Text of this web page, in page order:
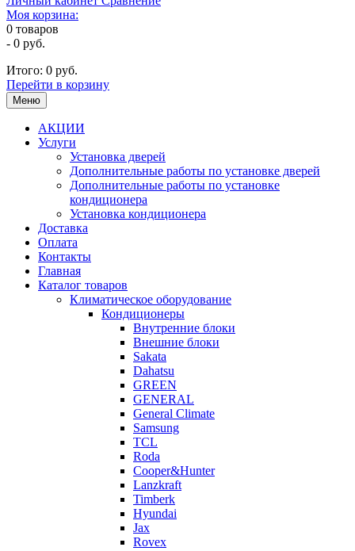
Моя корзина:
0 товаров
- 0 руб.
Итого: 0 руб.
Перейти в корзину
Меню
АКЦИИ
Услуги
Установка дверей
Дополнительные работы по установке дверей
Дополнительные работы по установке
кондиционера
Установка кондиционера
Доставка
Оплата
Контакты
Главная
Каталог товаров
Климатическое оборудование
Кондиционеры
Внутренние блоки
Внешние блоки
Sakata
Dahatsu
GREEN
GENERAL
General Climate
Samsung
TCL
Roda
Cooper&Hunter
Lanzkraft
Timberk
Hyundai
Jax
Rovex